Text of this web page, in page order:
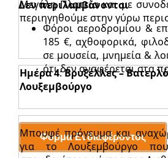
Μεγάλη Πλατεία και με
περιηγηθούμε στην γύρω
Ημέρα 4:Βρυξέλλες –
Λουξεμβούργο
Μπουφέ πρόγευμα και
για το Λουξεμβούργο
Δεν περιλαμβάνονται
Φόροι αεροδρομίου &
185 €, αχθοφορικά,
σε μουσεία, μνημεία &
ότι δεν αναφέρεται στα